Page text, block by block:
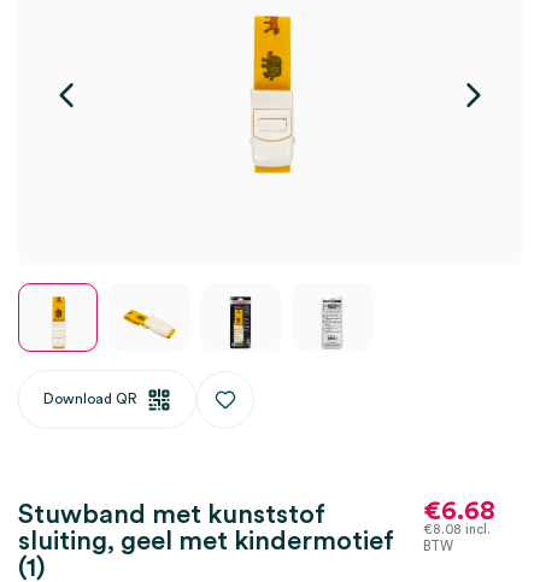
Download QR
Stuwband met kunststof
sluiting, geel met kindermotief
(1)
€6.68
€8.08 incl.
BTW